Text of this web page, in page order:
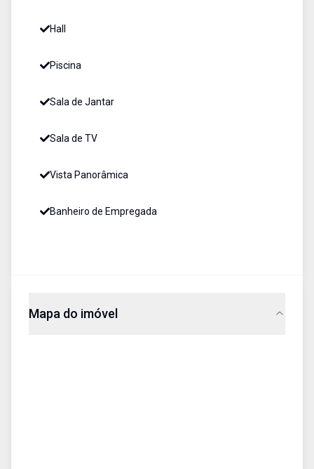
Hall
Piscina
Sala de Jantar
Sala de TV
Vista Panorâmica
Banheiro de Empregada
Mapa do imóvel